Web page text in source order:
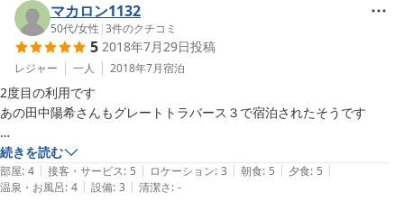
マカロン1132
50代/女性 |3件のクチコミ
5 2018年7月29日投稿
レジャー 一人 2018年7月宿泊
2度目の利用です
あの田中陽希さんもグレートトラバース３で宿泊されたそうです
こちらの夕食のジンギスカンが量も多くて美味しいの
登山後の食事には最高です。朝食は翌日登山のためにおにぎりにしても
らいましたが、その分夜に手作りヨーグルトとフルーツを付けて頂きま
続きを読む
部屋: 4 | 接客・サービス: 5 | ロケーション: 3 | 朝食: 5 | 夕食: 5 |
温泉・お風呂: 4 | 設備: 3 | 清潔さ: -